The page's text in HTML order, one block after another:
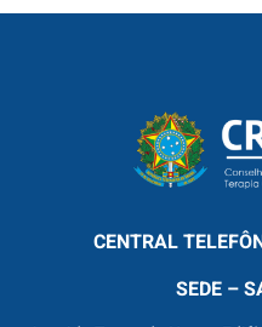
CENTRAL
SEDE –